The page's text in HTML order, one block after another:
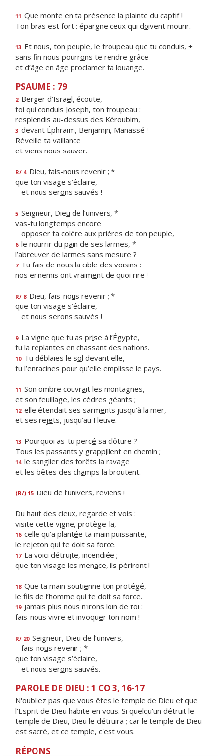
11 Que monte en ta présence la plainte du captif !
Ton bras est fort : épargne ceux qui doivent mourir.
13 Et nous, ton peuple, le troupeau que tu conduis, +
sans fin nous pourrons te rendre grâce
et d’âge en âge proclamer ta louange.
PSAUME : 79
2 Berger d’Israël, écoute,
toi qui conduis Joseph, ton troupeau :
resplendis au-dessus des Kéroubim,
3 devant Éphraïm, Benjamin, Manassé !
Réveille ta vaillance
et viens nous sauver.
R/ 4 Dieu, fais-nous revenir ; *
que ton visage s’éclaire,
et nous serons sauvés !
5 Seigneur, Dieu de l’univers, *
vas-tu longtemps encore
opposer ta colère aux prières de ton peuple,
6 le nourrir du pain de ses larmes, *
l’abreuver de larmes sans mesure ?
7 Tu fais de nous la cible des voisins :
nos ennemis ont vraiment de quoi rire !
R/ 8 Dieu, fais-nous revenir ; *
que ton visage s’éclaire,
et nous serons sauvés !
9 La vigne que tu as prise à l’Égypte,
tu la replantes en chassant des nations.
10 Tu déblaies le sol devant elle,
tu l’enracines pour qu’elle emplisse le pays.
11 Son ombre couvrait les montagnes,
et son feuillage, les cèdres géants ;
12 elle étendait ses sarments jusqu’à la mer,
et ses rejets, jusqu’au Fleuve.
13 Pourquoi as-tu percé sa clôture ?
Tous les passants y grappillent en chemin ;
14 le sanglier des forêts la ravage
et les bêtes des champs la broutent.
(R/) 15 Dieu de l’univers, reviens !
Du haut des cieux, regarde et vois :
visite cette vigne, protège-la,
16 celle qu’a plantée ta main puissante,
le rejeton qui te doit sa force.
17 La voici détruite, incendiée ;
que ton visage les menace, ils périront !
18 Que ta main soutienne ton protégé,
le fils de l’homme qui te doit sa force.
19 Jamais plus nous n’irons loin de toi :
fais-nous vivre et invoquer ton nom !
R/ 20 Seigneur, Dieu de l’univers,
fais-nous revenir ; *
que ton visage s’éclaire,
et nous serons sauvés.
PAROLE DE DIEU : 1 CO 3, 16-17
N'oubliez pas que vous êtes le temple de Dieu et que
l'Esprit de Dieu habite en vous. Si quelqu'un détruit le
temple de Dieu, Dieu le détruira ; car le temple de Dieu
est sacré, et ce temple, c'est vous.
RÉPONS